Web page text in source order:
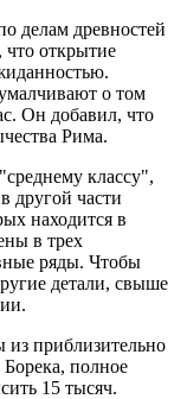
делам древностей
что открытие
о том
Он добавил, что
Рима.
классу",
другой части
находится в
в трех
ряды. Чтобы
детали, свыше
из приблизительно
полное
15 тысяч.